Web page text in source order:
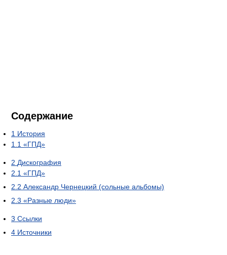
Содержание
1 История
1.1 «ГПД»
2 Дискография
2.1 «ГПД»
2.2 Александр Чернецкий (сольные альбомы)
2.3 «Разные люди»
3 Ссылки
4 Источники